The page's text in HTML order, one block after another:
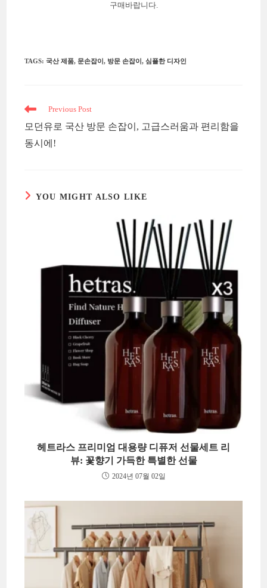
구매바랍니다.
TAGS:국산 제품, 문손잡이, 방문 손잡이, 심플한 디자인
Read
articles
Previous Post
모던유로 국산 방문 손잡이, 고급스러움과 편리함을
동시에!
YOU MIGHT ALSO LIKE
헤트라스 프리미엄 대용량 디퓨저 선물세트 리
뷰: 꽃향기 가득한 특별한 선물
2024년 07월 02일